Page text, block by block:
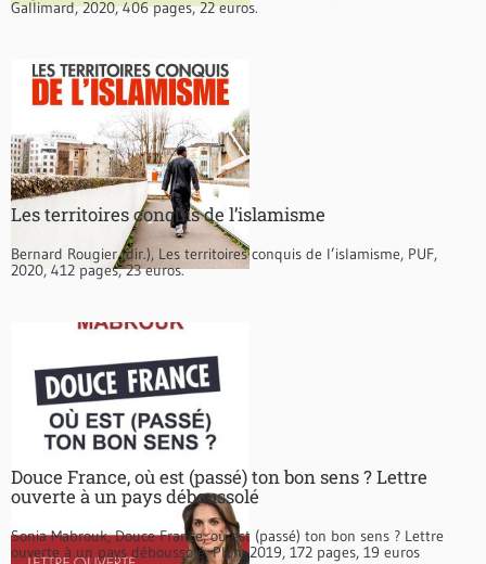
Gallimard, 2020, 406 pages, 22 euros.
Les territoires conquis de l’islamisme
Bernard Rougier (dir.), Les territoires conquis de l’islamisme, PUF,
2020, 412 pages, 23 euros.
Douce France, où est (passé) ton bon sens ? Lettre
ouverte à un pays déboussolé
Sonia Mabrouk, Douce France, où est (passé) ton bon sens ? Lettre
ouverte à un pays déboussolé, Plon, 2019, 172 pages, 19 euros